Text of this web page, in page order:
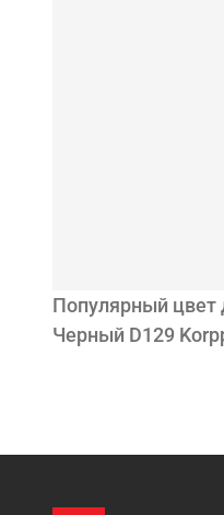
Популярный цвет
Черный D129